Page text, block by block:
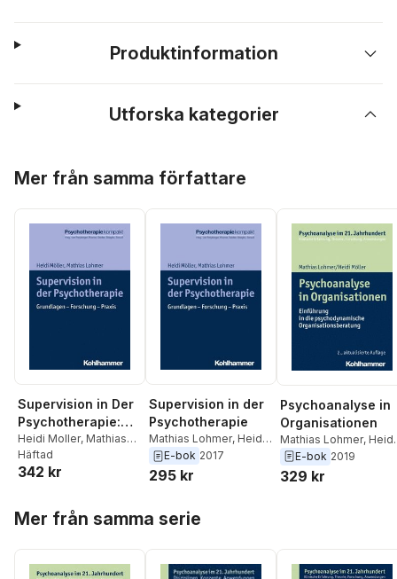
Produktinformation
Utforska kategorier
Mer från samma författare
Supervision in Der
Psychotherapie:
Grundlagen -
Forschung -
PRAXIS
Heidi Moller, Mathias
Lohmer
Häftad
342 kr
Supervision in der
Psychotherapie
Mathias Lohmer, Heidi
Moller
E-bok 2017
295 kr
Psychoanalyse in
Organisationen
Mathias Lohmer, Heidi
Moller
E-bok 2019
329 kr
Mer från samma serie